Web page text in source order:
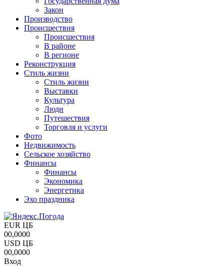
Закон
Производство
Происшествия
Происшествия
В районе
В регионе
Реконструкция
Стиль жизни
Стиль жизни
Выставки
Культура
Люди
Путешествия
Торговля и услуги
Фото
Недвижимость
Сельское хозяйство
Финансы
Финансы
Экономика
Энергетика
Эхо праздника
EUR ЦБ
00,0000
USD ЦБ
00,0000
Вход